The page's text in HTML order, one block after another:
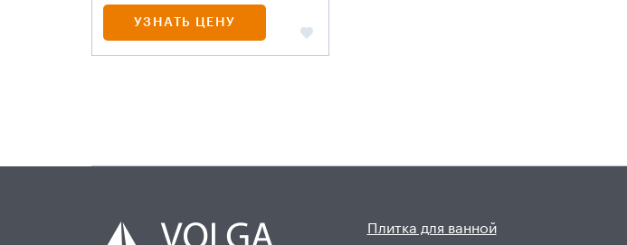
УЗНАТЬ ЦЕНУ
Плитка для ванной